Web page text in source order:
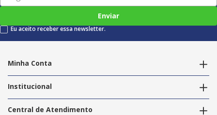
Enviar
Eu aceito receber essa newsletter.
Minha Conta
Editar endereços
Institucional
Nossas Lojas
Central de Atendimento